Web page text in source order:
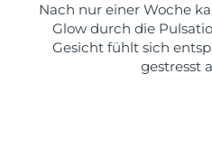
Nach nur einer Woche
Glow durch die
Gesicht fühlt sich
gestresst